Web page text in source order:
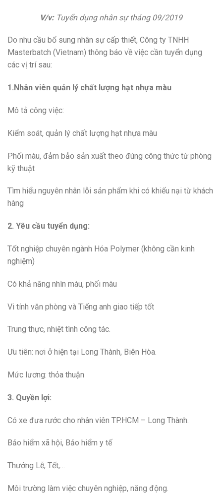
V/v: Tuyển dụng nhân sự tháng 09/2019
Do nhu cầu bổ sung nhân sự cấp thiết, Công ty TNHH
Masterbatch (Vietnam) thông báo về việc cần tuyển dụng
các vị trí sau:
1.Nhân viên quản lý chất lượng hạt nhựa màu
Mô tả công việc:
Kiểm soát, quản lý chất lượng hạt nhựa màu
Phối màu, đảm bảo sản xuất theo đúng công thức từ phòng
kỹ thuật
Tìm hiểu nguyên nhân lỗi sản phẩm khi có khiếu nại từ khách
hàng
2. Yêu cầu tuyển dụng:
Tốt nghiệp chuyên ngành Hóa Polymer (không cần kinh
nghiệm)
Có khả năng nhìn màu, phối màu
Vi tính văn phòng và Tiếng anh giao tiếp tốt
Trung thực, nhiệt tình công tác.
Ưu tiên: nơi ở hiện tại Long Thành, Biên Hòa.
Mức lương: thỏa thuận
3. Quyền lợi:
Có xe đưa rước cho nhân viên TP.HCM – Long Thành.
Bảo hiểm xã hội, Bảo hiểm y tế
Thưởng Lễ, Tết,…
Môi trường làm việc chuyên nghiệp, năng động.